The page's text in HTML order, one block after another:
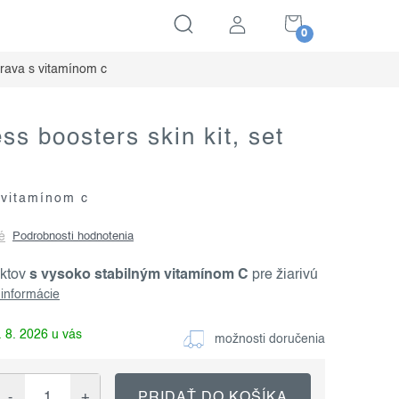
NÁKUPNÝ
KOŠÍK
s vitamínom c
boosters skin kit, set
c
Podrobnosti hodnotenia
s vysoko stabilným vitamínom C pre žiarivú
8. 2026 možnosti doručenia